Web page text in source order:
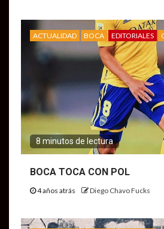
ACTUALIDAD BOCA EDITORIALES
8 minutos de lectura
BOCA TOCA CON POL
4 años atrás Diego Chavo Fucks